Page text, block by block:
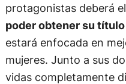
protagonistas deberá
poder obtener su
estará enfocada en
mujeres. Junto a sus
vidas completamente